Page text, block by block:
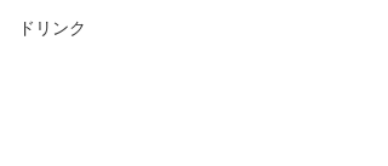
ドリンク